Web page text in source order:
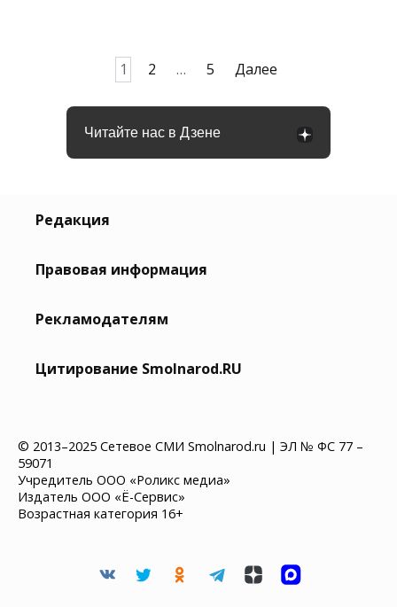
1 2 … 5 Далее
Читайте нас в Дзене
Редакция
Правовая информация
Рекламодателям
Цитирование Smolnarod.RU
© 2013–2025 Сетевое СМИ Smolnarod.ru | ЭЛ № ФС 77 –
59071
Учредитель ООО «Роликс медиа»
Издатель ООО «Ё-Сервис»
Возрастная категория 16+